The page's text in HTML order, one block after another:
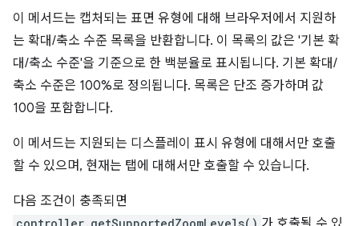
이 메서드는 캡처되는 표면 유형에 대해 브라우저에서 지원하
는 확대/축소 수준 목록을 반환합니다. 이 목록의 값은 '기본 확
대/축소 수준'을 기준으로 한 백분율로 표시됩니다. 기본 확대/
축소 수준은 100%로 정의됩니다. 목록은 단조 증가하며 값
100을 포함합니다.
이 메서드는 지원되는 디스플레이 표시 유형에 대해서만 호출
할 수 있으며, 현재는 탭에 대해서만 호출할 수 있습니다.
다음 조건이 충족되면